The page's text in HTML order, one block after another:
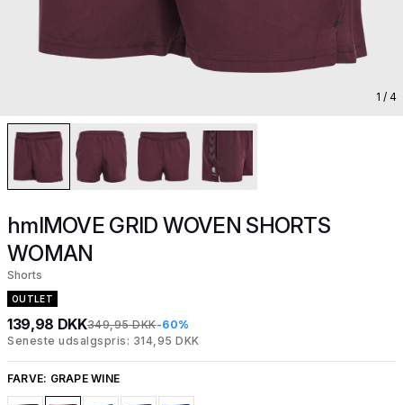
1 / 4
hmlMOVE GRID WOVEN SHORTS
WOMAN
Shorts
OUTLET
139,98 DKK349,95 DKK-60%
Seneste udsalgspris: 314,95 DKK
FARVE: GRAPE WINE